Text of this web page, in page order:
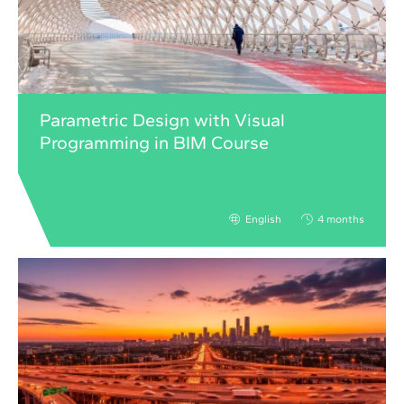
Parametric Design with Visual
Programming in BIM Course
English 4 months